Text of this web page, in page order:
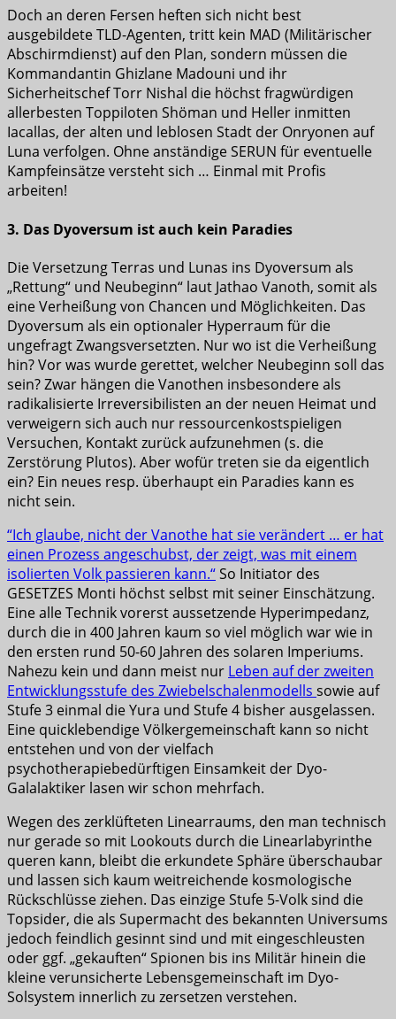
Doch an deren Fersen heften sich nicht best
ausgebildete TLD-Agenten, tritt kein MAD (Militärischer
Abschirmdienst) auf den Plan, sondern müssen die
Kommandantin Ghizlane Madouni und ihr
Sicherheitschef Torr Nishal die höchst fragwürdigen
allerbesten Toppiloten Shöman und Heller inmitten
Iacallas, der alten und leblosen Stadt der Onryonen auf
Luna verfolgen. Ohne anständige SERUN für eventuelle
Kampfeinsätze versteht sich … Einmal mit Profis
arbeiten!
3. Das Dyoversum ist auch kein Paradies
Die Versetzung Terras und Lunas ins Dyoversum als
„Rettung“ und Neubeginn“ laut Jathao Vanoth, somit als
eine Verheißung von Chancen und Möglichkeiten. Das
Dyoversum als ein optionaler Hyperraum für die
ungefragt Zwangsversetzten. Nur wo ist die Verheißung
hin? Vor was wurde gerettet, welcher Neubeginn soll das
sein? Zwar hängen die Vanothen insbesondere als
radikalisierte Irreversibilisten an der neuen Heimat und
verweigern sich auch nur ressourcenkostspieligen
Versuchen, Kontakt zurück aufzunehmen (s. die
Zerstörung Plutos). Aber wofür treten sie da eigentlich
ein? Ein neues resp. überhaupt ein Paradies kann es
nicht sein.
“Ich glaube, nicht der Vanothe hat sie verändert … er hat
einen Prozess angeschubst, der zeigt, was mit einem
isolierten Volk passieren kann.“So Initiator des
GESETZES Monti höchst selbst mit seiner Einschätzung.
Eine alle Technik vorerst aussetzende Hyperimpedanz,
durch die in 400 Jahren kaum so viel möglich war wie in
den ersten rund 50-60 Jahren des solaren Imperiums.
Nahezu kein und dann meist nur Leben auf der zweiten
Entwicklungsstufe des Zwiebelschalenmodells sowie auf
Stufe 3 einmal die Yura und Stufe 4 bisher ausgelassen.
Eine quicklebendige Völkergemeinschaft kann so nicht
entstehen und von der vielfach
psychotherapiebedürftigen Einsamkeit der Dyo-
Galalaktiker lasen wir schon mehrfach.
Wegen des zerklüfteten Linearraums, den man technisch
nur gerade so mit Lookouts durch die Linearlabyrinthe
queren kann, bleibt die erkundete Sphäre überschaubar
und lassen sich kaum weitreichende kosmologische
Rückschlüsse ziehen. Das einzige Stufe 5-Volk sind die
Topsider, die als Supermacht des bekannten Universums
jedoch feindlich gesinnt sind und mit eingeschleusten
oder ggf. „gekauften“ Spionen bis ins Militär hinein die
kleine verunsicherte Lebensgemeinschaft im Dyo-
Solsystem innerlich zu zersetzen verstehen.